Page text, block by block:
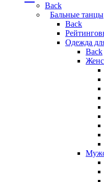
Back
Бальные танцы
Back
Одежда
Back